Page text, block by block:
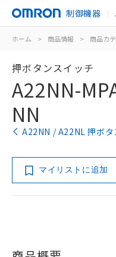
制御機器
ホーム > 商品情報 > 商品カ
押ボタンスイッチ
A22NN-
NN
A22NN / A22NL 押ボ
マイリストに追加